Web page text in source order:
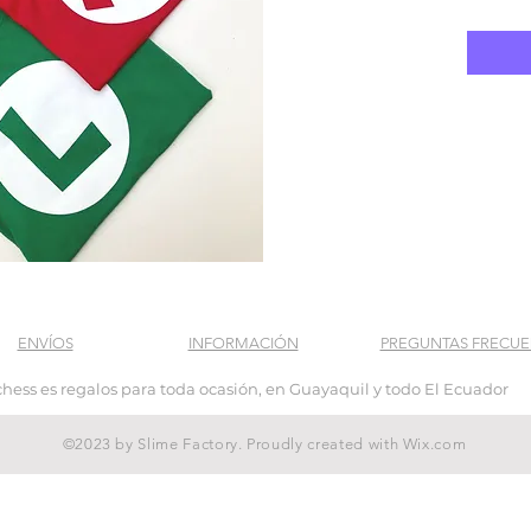
ENVÍOS INFORMACIÓN PREGUNTAS
es regalos para toda ocasión, en Guayaquil y todo El Ecuador
©2023 by Slime Factory. Proudly created with Wix.com